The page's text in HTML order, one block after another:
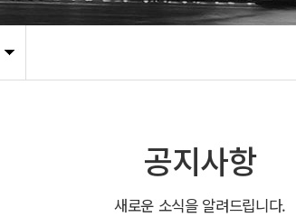
공지사항
새로운 소식을 알려드립니다.